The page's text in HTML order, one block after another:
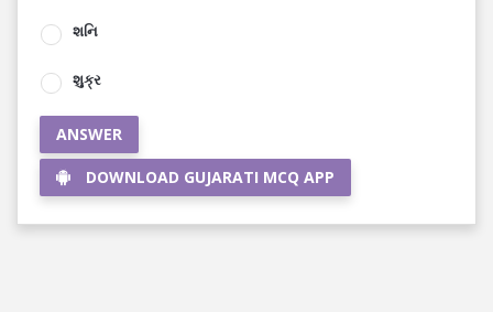
શનિ
શુક્ર
ANSWER
DOWNLOAD GUJARATI MCQ APP